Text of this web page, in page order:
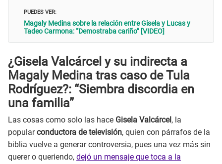
PUEDES VER:
Magaly Medina sobre la relación entre Gisela y Lucas y
Tadeo Carmona: “Demostraba cariño” [VIDEO]
¿Gisela Valcárcel y su indirecta a
Magaly Medina tras caso de Tula
Rodríguez?: “Siembra discordia en
una familia”
Las cosas como solo las hace Gisela Valcárcel , la
popularconductora de televisión, quien con párrafos de la
biblia vuelve a generar controversia, pues una vez más sin
querer o queriendo, dejó un mensaje que toca a la